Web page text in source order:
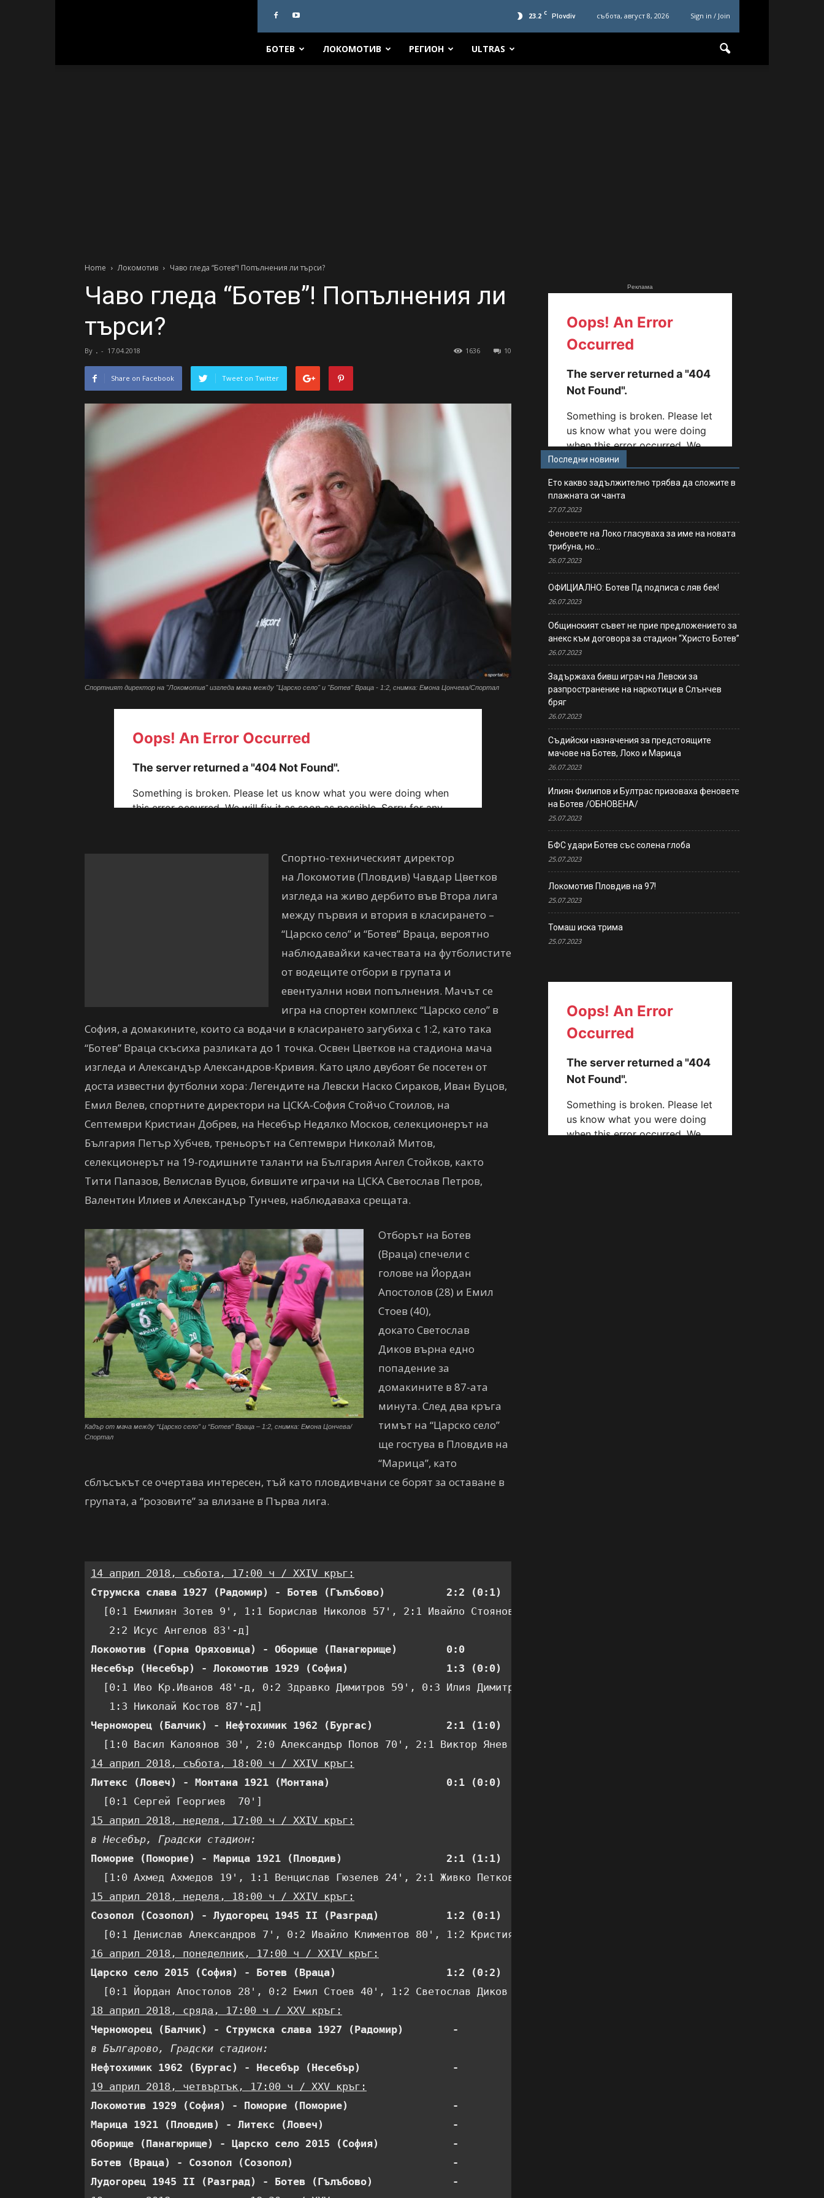
23.2 C Plovdiv събота, август 8, 2026 Sign in / Join
БОТЕВ ЛОКОМОТИВ РЕГИОН ULTRAS
Home Локомотив Чаво гледа “Ботев”! Попълнения ли търси?
Чаво гледа “Ботев”! Попълнения ли
търси?
By . - 17.04.2018 10
1636
Share on Facebook Tweet on Twitter
Спортният директор на "Локомотив" изгледа мача между "Царско село" и "Ботев" Враца - 1:2, снимка: Емона Цончева/Спортал
Спортно-техническият директор
на Локомотив (Пловдив) Чавдар Цветков
изгледа на живо дербито във Втора лига
между първия и втория в класирането –
“Царско село” и “Ботев” Враца, вероятно
наблюдавайки качествата на футболистите
от водещите отбори в групата и
евентуални нови попълнения. Мачът се
игра на спортен комплекс “Царско село” в
София, а домакините, които са водачи в класирането загубиха с 1:2, като така
“Ботев” Враца скъсиха разликата до 1 точка. Освен Цветков на стадиона мача
изгледа и Александър Александров-Кривия. Като цяло двубоят бе посетен от
доста известни футболни хора: Легендите на Левски Наско Сираков, Иван Вуцов,
Емил Велев, спортните директори на ЦСКА-София Стойчо Стоилов, на
Септември Кристиан Добрев, на Несебър Недялко Москов, селекционерът на
България Петър Хубчев, треньорът на Септември Николай Митов,
селекционерът на 19-годишните таланти на България Ангел Стойков, както
Тити Папазов, Велислав Вуцов, бившите играчи на ЦСКА Светослав Петров,
Валентин Илиев и Александър Тунчев, наблюдаваха срещата.
Кадър от мача между “Царско село” и “Ботев” Враца – 1:2, снимка: Емона Цончева/
Спортал
Отборът на Ботев
(Враца) спечели с
голове на Йордан
Апостолов (28) и Емил
Стоев (40),
докато Светослав
Диков върна едно
попадение за
домакините в 87-ата
минута. След два кръга
тимът на “Царско село”
ще гостува в Пловдив на
“Марица”, като
сблъсъкът се очертава интересен, тъй като пловдивчани се борят за оставане в
групата, а “розовите” за влизане в Първа лига.
14 април 2018, събота, 17:00 ч / XXIV кръг:
Струмска слава 1927 (Радомир) - Ботев (Гълъбово)          2:2 (0:1)
  [0:1 Емилиян Зотев 9', 1:1 Борислав Николов 57', 2:1 Ивайло Стоянов 59',
Локомотив (Горна Оряховица) - Оборище (Панагюрище)        0:0
Несебър (Несебър) - Локомотив 1929 (София)                1:3 (0:0)
  [0:1 Иво Кр.Иванов 48'-д, 0:2 Здравко Димитров 59', 0:3 Илия Димитров 80',
Черноморец (Балчик) - Нефтохимик 1962 (Бургас)            2:1 (1:0)
14 април 2018, събота, 18:00 ч / XXIV кръг:
Литекс (Ловеч) - Монтана 1921 (Монтана)                   0:1 (0:0)
15 април 2018, неделя, 17:00 ч / XXIV кръг:
в Несебър, Градски стадион:
Поморие (Поморие) - Марица 1921 (Пловдив)                 2:1 (1:1)
15 април 2018, неделя, 18:00 ч / XXIV кръг:
Созопол (Созопол) - Лудогорец 1945 II (Разград)           1:2 (0:1)
16 април 2018, понеделник, 17:00 ч / XXIV кръг:
Царско село 2015 (София) - Ботев (Враца)                  1:2 (0:2)
18 април 2018, сряда, 17:00 ч / XXV кръг:
Черноморец (Балчик) - Струмска слава 1927 (Радомир)        -
в Българово, Градски стадион:
Нефтохимик 1962 (Бургас) - Несебър (Несебър)               -
19 април 2018, четвъртък, 17:00 ч / XXV кръг:
Локомотив 1929 (София) - Поморие (Поморие)                 -
Марица 1921 (Пловдив) - Литекс (Ловеч)                     -
Оборище (Панагюрище) - Царско село 2015 (София)            -
Ботев (Враца) - Созопол (Созопол)                          -
Лудогорец 1945 II (Разград) - Ботев (Гълъбово)             -
Реклама
Последни новини
Ето какво задължително трябва да сложите в
плажната си чанта
27.07.2023
Феновете на Локо гласуваха за име на новата
трибуна, но…
26.07.2023
ОФИЦИАЛНО: Ботев Пд подписа с ляв бек!
26.07.2023
Общинският съвет не прие предложението за
анекс към договора за стадион “Христо Ботев”
26.07.2023
Задържаха бивш играч на Левски за
разпространение на наркотици в Слънчев
бряг
26.07.2023
Съдийски назначения за предстоящите
мачове на Ботев, Локо и Марица
26.07.2023
Илиян Филипов и Бултрас призоваха феновете
на Ботев /ОБНОВЕНА/
25.07.2023
БФС удари Ботев със солена глоба
25.07.2023
Локомотив Пловдив на 97!
25.07.2023
Томаш иска трима
25.07.2023